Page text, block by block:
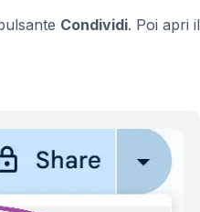
Condividi. Poi apri